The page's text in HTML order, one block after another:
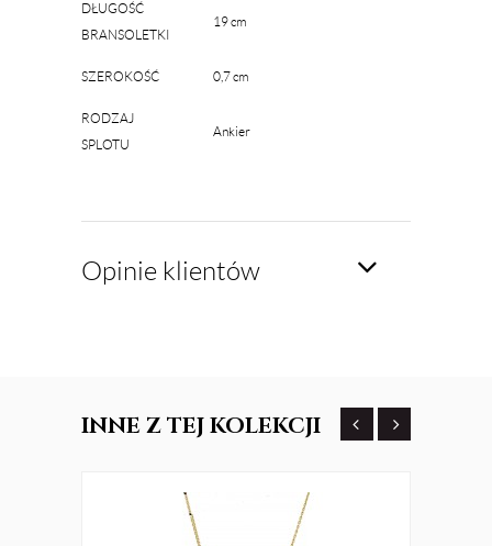
DŁUGOŚĆ
BRANSOLETKI
19 cm
SZEROKOŚĆ 0,7 cm
RODZAJ
SPLOTU
Ankier
Opinie klientów
INNE Z TEJ KOLEKCJI